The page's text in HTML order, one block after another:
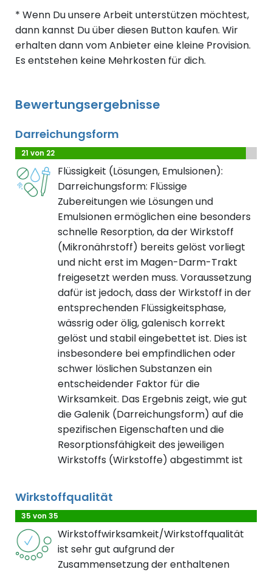
* Wenn Du unsere Arbeit unterstützen möchtest,
dann kannst Du über diesen Button kaufen. Wir
erhalten dann vom Anbieter eine kleine Provision.
Es entstehen keine Mehrkosten für dich.
Bewertungsergebnisse
Darreichungsform
21 von 22
Flüssigkeit (Lösungen, Emulsionen):
Darreichungsform: Flüssige
Zubereitungen wie Lösungen und
Emulsionen ermöglichen eine besonders
schnelle Resorption, da der Wirkstoff
(Mikronährstoff) bereits gelöst vorliegt
und nicht erst im Magen-Darm-Trakt
freigesetzt werden muss. Voraussetzung
dafür ist jedoch, dass der Wirkstoff in der
entsprechenden Flüssigkeitsphase,
wässrig oder ölig, galenisch korrekt
gelöst und stabil eingebettet ist. Dies ist
insbesondere bei empfindlichen oder
schwer löslichen Substanzen ein
entscheidender Faktor für die
Wirksamkeit. Das Ergebnis zeigt, wie gut
die Galenik (Darreichungsform) auf die
spezifischen Eigenschaften und die
Resorptionsfähigkeit des jeweiligen
Wirkstoffs (Wirkstoffe) abgestimmt ist
Wirkstoffqualität
35 von 35
Wirkstoffwirksamkeit/Wirkstoffqualität
ist sehr gut aufgrund der
Zusammensetzung der enthaltenen